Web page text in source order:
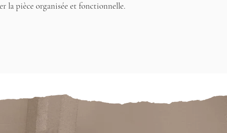
la pièce organisée et fonctionnelle.